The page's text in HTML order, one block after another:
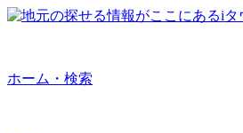
ホーム・検索